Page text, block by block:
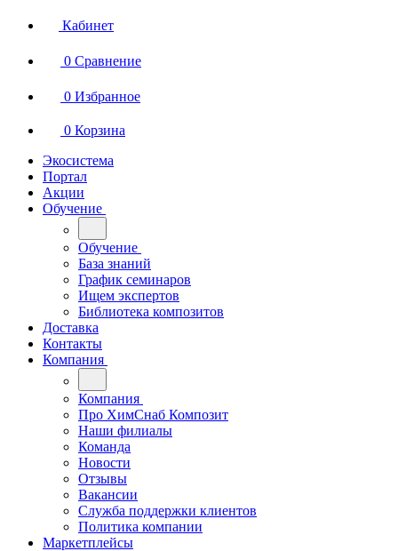
Кабинет
0 Сравнение
0 Избранное
0 Корзина
Экосистема
Портал
Акции
Обучение
Обучение
База знаний
График семинаров
Ищем экспертов
Библиотека композитов
Доставка
Контакты
Компания
Компания
Про ХимСнаб Композит
Наши филиалы
Команда
Новости
Отзывы
Вакансии
Служба поддержки клиентов
Политика компании
Маркетплейсы